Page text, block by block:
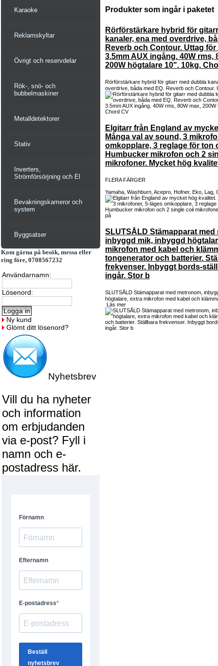
Karaoke
Reklamskyltar
Övrigt och reservdelar
Rök-, snö- och
bubbelmaskiner
Metalldetektorer
Stativ
Inverters,
Strömförsörjning och El
Bevakningskameror och
system
Byggsatser
Kom gärna på besök, messa eller
ring före, 0708567232
Användarnamn:
Lösenord:
Ny kund
Glömt ditt lösenord?
Nyhetsbrev
Vill du ha nyheter
och information
om erbjudanden
via e-post? Fyll i
namn och e-
postadress här.
Produkter som ingår i paketet
Rörförstärkare hybrid för
kanaler, ena med overdrive,
Reverb och Contour. Uttag
3.5mm AUX ingång. 40W rms,
200W högtalare 10". 10kg.
Rörförstärkare hybrid för gitarr med dubbla
overdrive, båda med EQ. Reverb och Contour.
Elgitarr från England av
Många val av sound, 3
omkopplare, 3 reglage för ton
Humbucker mikrofon och 2
mikrofoner. Mycket hög
FLERA FÄRGER
Yamaha, Washburn, Acepro, Hofner, Eko, Lag,
SLUTSÅLD Stämapparat med
inbyggd mik, inbyggd
mikrofon med kabel och
tongenerator och batterier.
frekvenser. Inbyggt bords-
ingår. Stor b
SLUTSÅLD Stämapparat med metronom,
högtalare, extra mikrofon med kabel och
Läs mer